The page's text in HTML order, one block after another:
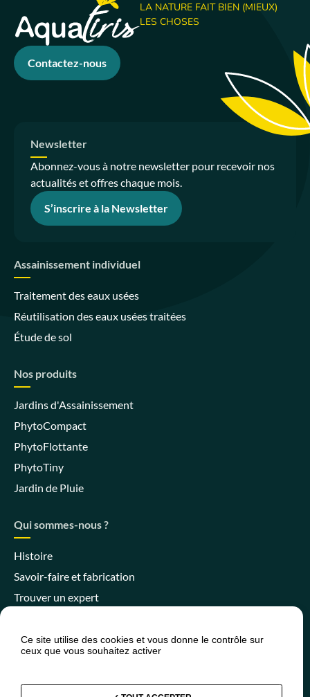
LA NATURE FAIT BIEN (MIEUX)
LES CHOSES
Contactez-nous
Newsletter
Abonnez-vous à notre newsletter pour recevoir nos
actualités et offres chaque mois.
S’inscrire à la Newsletter
Assainissement individuel
Traitement des eaux usées
Réutilisation des eaux usées traitées
Étude de sol
Nos produits
Jardins d'Assainissement
PhytoCompact
PhytoFlottante
PhytoTiny
Jardin de Pluie
Qui sommes-nous ?
Histoire
Savoir-faire et fabrication
Trouver un expert
Actualités
FAQ
Ce site utilise des cookies et vous donne le contrôle sur
ceux que vous souhaitez activer